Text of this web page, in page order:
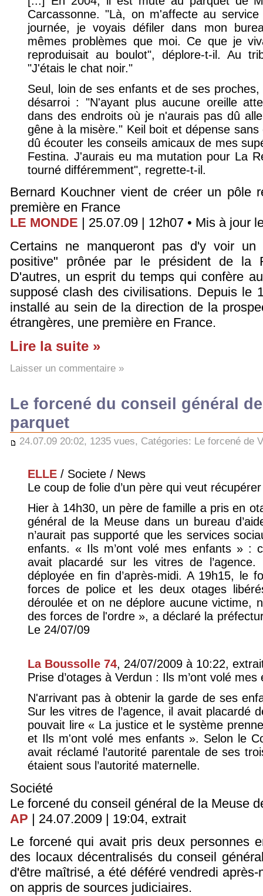
Carcassonne. "Là, on m'affecte au
journée, je voyais défiler dans mon
mêmes problèmes que moi. Ce que je
reproduisait au boulot", déplore-t-il. Au
"J'étais le chat noir."
Seul, loin de ses enfants et de ses
désarroi : "N'ayant plus aucune oreille
dans des endroits où je n'aurais pas dû
gêne à la misère." Keil boit et dépense
dû écouter les conseils amicaux de mes
Festina. J'aurais eu ma mutation pour La
tourné différemment", regrette-t-il.
Bernard Kouchner vient de créer un pôle
première en France
LE MONDE | 25.07.09 | 12h07 • Mis à jour
Certains ne manqueront pas d'y voir
positive" prônée par le président de la
D'autres, un esprit du temps qui confère
supposé clash des civilisations. Depuis le
installé au sein de la direction de la
étrangères, une première en France.
Lire la suite »
Laisser un commentaire »
Le forcené du conseil général
parquet
24.07.09 20:02, 1235 vues, Catégories: Le forcené de
ELLE / Societe / News
Le coup de folie d’un père qui veut
Hier à 14h30, un père de famille a pris en
général de la Meuse dans un bureau
n’aurait pas supporté que les services
enfants. « Ils m’ont volé mes enfants » :
avait placardé sur les vitres de l’agence.
déployée en fin d’après-midi. A 19h15, le
forces de police et les deux otages
déroulée et on ne déplore aucune victime,
des forces de l'ordre », a déclaré la
Le 24/07/09
La Boussolle 74, 24/07/2009 à 10:22,
Prise d’otages à Verdun : Ils m’ont volé mes
N'arrivant pas à obtenir la garde de ses
Sur les vitres de l’agence, il avait placardé
pouvait lire « La justice et le système
et Ils m'ont volé mes enfants ». Selon le
avait réclamé l’autorité parentale de ses
étaient sous l’autorité maternelle.
Société
Le forcené du conseil général de la Meuse
AP | 24.07.2009 | 19:04, extrait
Le forcené qui avait pris deux personnes
des locaux décentralisés du conseil
d'être maîtrisé, a été déféré vendredi
on appris de sources judiciaires.